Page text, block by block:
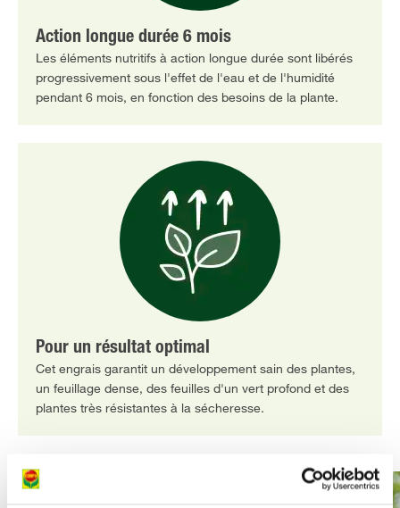
Action longue durée 6 mois
Les éléments nutritifs à action longue durée sont libérés
progressivement sous l'effet de l'eau et de l'humidité
pendant 6 mois, en fonction des besoins de la plante.
Pour un résultat optimal
Cet engrais garantit un développement sain des plantes,
un feuillage dense, des feuilles d'un vert profond et des
plantes très résistantes à la sécheresse.